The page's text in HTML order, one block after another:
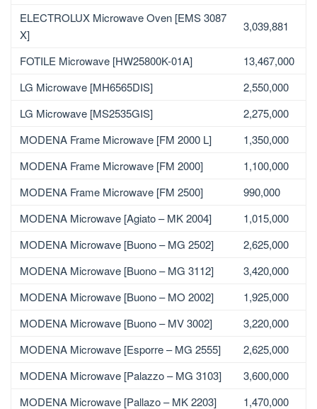
ELECTROLUX Microwave Oven [EMS 3087
X]
3,039,881
FOTILE Microwave [HW25800K-01A]
13,467,000
LG Microwave [MH6565DIS]
2,550,000
LG Microwave [MS2535GIS]
2,275,000
MODENA Frame Microwave [FM 2000 L]
1,350,000
MODENA Frame Microwave [FM 2000]
1,100,000
MODENA Frame Microwave [FM 2500]
990,000
MODENA Microwave [Agiato – MK 2004]
1,015,000
MODENA Microwave [Buono – MG 2502]
2,625,000
MODENA Microwave [Buono – MG 3112]
3,420,000
MODENA Microwave [Buono – MO 2002]
1,925,000
MODENA Microwave [Buono – MV 3002]
3,220,000
MODENA Microwave [Esporre – MG 2555]
2,625,000
MODENA Microwave [Palazzo – MG 3103]
3,600,000
MODENA Microwave [Pallazo – MK 2203]
1,470,000